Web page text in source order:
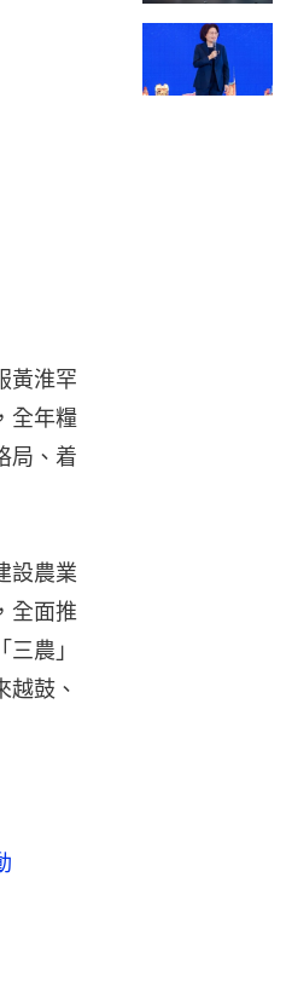
黃淮罕
全年糧
局、着
設農業
全面推
農」
越鼓、